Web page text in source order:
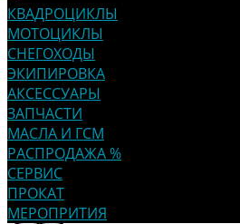
КВАДРОЦИКЛЫ
МОТОЦИКЛЫ
СНЕГОХОДЫ
ЭКИПИРОВКА
АКСЕССУАРЫ
ЗАПЧАСТИ
МАСЛА И ГСМ
РАСПРОДАЖА %
СЕРВИС
ПРОКАТ
МЕРОПРИТИЯ